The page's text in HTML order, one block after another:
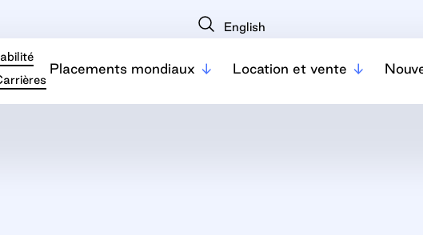
English
Placements mondiaux Location et vente